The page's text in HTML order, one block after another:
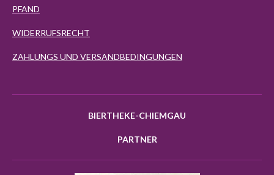
PFAND
WIDERRUFSRECHT
ZAHLUNGS UND VERSANDBEDINGUNGEN
BIERTHEKE-CHIEMGAU
PARTNER